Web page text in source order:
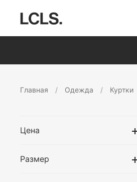
Главная Одежда Куртки
Цена
Размер